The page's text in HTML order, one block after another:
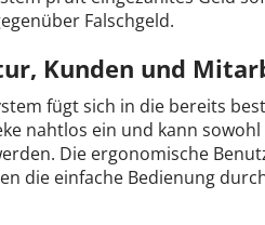
Falschgeld.
Kunden und
fügt sich in die bereits
nahtlos ein und kann
Die ergonomische
die einfache Bedienung